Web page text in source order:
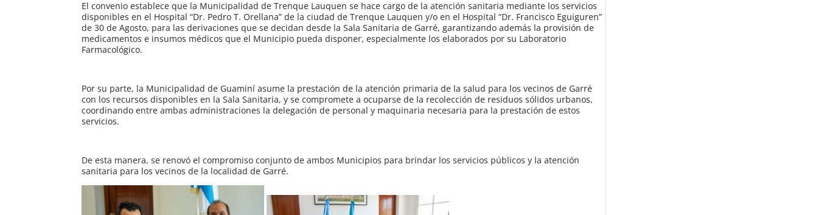
El convenio establece que la Municipalidad de Trenque Lauquen se hace cargo de la atención sanitaria mediante los servicios
disponibles en el Hospital “Dr. Pedro T. Orellana” de la ciudad de Trenque Lauquen y/o en el Hospital “Dr. Francisco Eguiguren”
de 30 de Agosto, para las derivaciones que se decidan desde la Sala Sanitaria de Garré, garantizando además la provisión de
medicamentos e insumos médicos que el Municipio pueda disponer, especialmente los elaborados por su Laboratorio
Farmacológico.
Por su parte, la Municipalidad de Guaminí asume la prestación de la atención primaria de la salud para los vecinos de Garré
con los recursos disponibles en la Sala Sanitaria, y se compromete a ocuparse de la recolección de residuos sólidos urbanos,
coordinando entre ambas administraciones la delegación de personal y maquinaria necesaria para la prestación de estos
servicios.
De esta manera, se renovó el compromiso conjunto de ambos Municipios para brindar los servicios públicos y la atención
sanitaria para los vecinos de la localidad de Garré.